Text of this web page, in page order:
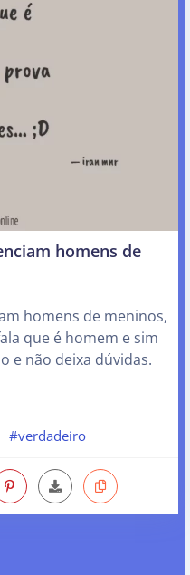
homens de
homens de meninos,
que é homem e sim
e não deixa dúvidas.
#verdadeiro